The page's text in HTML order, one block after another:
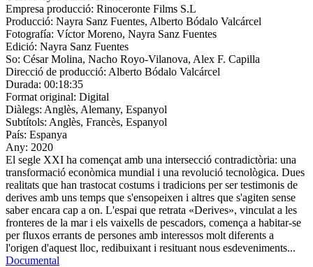
Empresa producció: Rinoceronte Films S.L
Producció: Nayra Sanz Fuentes, Alberto Bódalo Valcárcel
Fotografía: Víctor Moreno, Nayra Sanz Fuentes
Edició: Nayra Sanz Fuentes
So: César Molina, Nacho Royo-Vilanova, Alex F. Capilla
Direcció de producció: Alberto Bódalo Valcárcel
Durada: 00:18:35
Format original: Digital
Diàlegs: Anglès, Alemany, Espanyol
Subtítols: Anglès, Francès, Espanyol
País: Espanya
Any: 2020
El segle XXI ha començat amb una intersecció contradictòria: una
transformació econòmica mundial i una revolució tecnològica. Dues
realitats que han trastocat costums i tradicions per ser testimonis de
derives amb uns temps que s'ensopeixen i altres que s'agiten sense
saber encara cap a on. L'espai que retrata «Derives», vinculat a les
fronteres de la mar i els vaixells de pescadors, comença a habitar-se
per fluxos errants de persones amb interessos molt diferents a
l'origen d'aquest lloc, redibuixant i resituant nous esdeveniments...
Documental